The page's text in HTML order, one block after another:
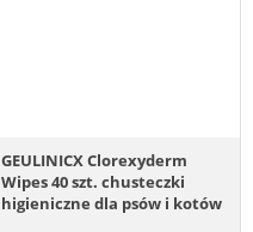
GEULINICX Clorexyderm
Wipes 40 szt. chusteczki
higieniczne dla psów i kotów